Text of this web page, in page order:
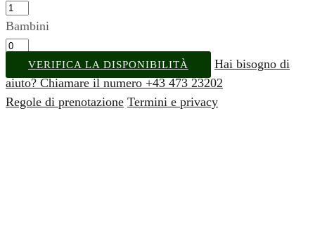
Bambini
VERIFICA LA DISPONIBILITÀ
Hai bisogno di
aiuto? Chiamare il numero +43 473 23202
Regole di prenotazione Termini e privacy